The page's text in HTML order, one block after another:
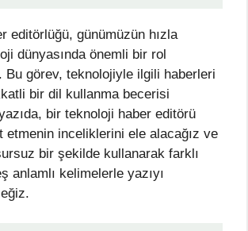
editörlüğü, günümüzün hızla
dünyasında önemli bir rol
Bu görev, teknolojiyle ilgili haberleri
bir dil kullanma becerisi
bir teknoloji haber editörü
etmenin inceliklerini ele alacağız ve
bir şekilde kullanarak farklı
anlamlı kelimelerle yazıyı